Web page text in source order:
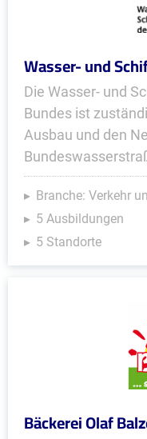
Wasser- und
Die Wasser- und
Bundes ist
Ausbau und den
Branche: Verkehr
5 Ausbildungen
5 Standorte
Bäckerei Olaf